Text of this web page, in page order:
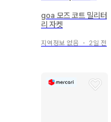
goa 모즈 코트 밀리터
리 자켓
지역정보 없음 ・ 2일 전